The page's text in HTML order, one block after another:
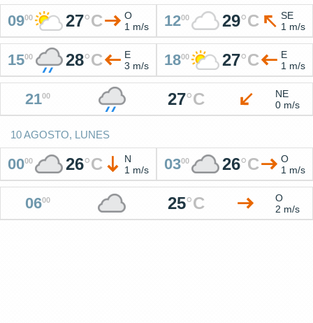
0900 27°C
O
1 m/s
1200 29°C
SE
1 m/s
1500 28°C
E
3 m/s
1800 27°C
E
1 m/s
2100 27°C
NE
0 m/s
10 AGOSTO, LUNES
0000 26°C
N
1 m/s
0300 26°C
O
1 m/s
0600 25°C
O
2 m/s